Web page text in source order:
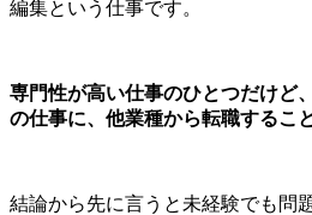
編集という仕事です。
専門性が高い仕事のひとつだけど
の仕事に、他業種から転職するこ
結論から先に言うと未経験でも問